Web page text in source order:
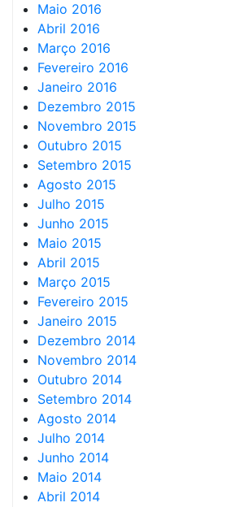
Maio 2016
Abril 2016
Março 2016
Fevereiro 2016
Janeiro 2016
Dezembro 2015
Novembro 2015
Outubro 2015
Setembro 2015
Agosto 2015
Julho 2015
Junho 2015
Maio 2015
Abril 2015
Março 2015
Fevereiro 2015
Janeiro 2015
Dezembro 2014
Novembro 2014
Outubro 2014
Setembro 2014
Agosto 2014
Julho 2014
Junho 2014
Maio 2014
Abril 2014